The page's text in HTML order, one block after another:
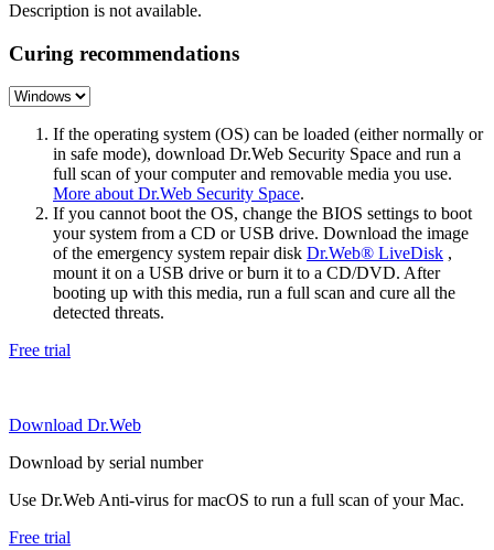
Description is not available.
Curing recommendations
If the operating system (OS) can be loaded (either normally or
in safe mode), download Dr.Web Security Space and run a
full scan of your computer and removable media you use.
More about Dr.Web Security Space.
If you cannot boot the OS, change the BIOS settings to boot
your system from a CD or USB drive. Download the image
of the emergency system repair disk Dr.Web® LiveDisk ,
mount it on a USB drive or burn it to a CD/DVD. After
booting up with this media, run a full scan and cure all the
detected threats.
Free trial
Download Dr.Web
Download by serial number
Use Dr.Web Anti-virus for macOS to run a full scan of your Mac.
Free trial